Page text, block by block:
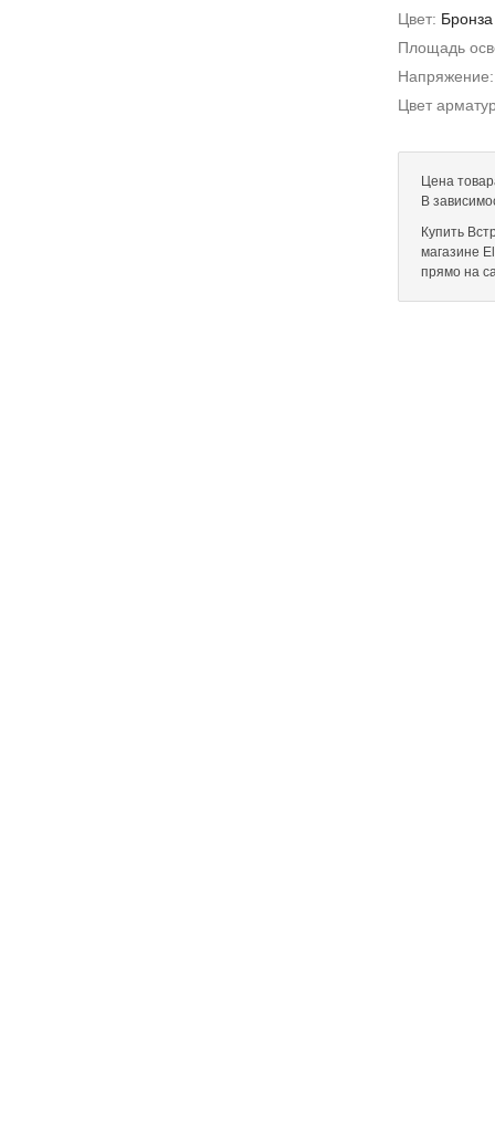
Цвет: Бронза
Площадь
Цвет
Цена
В
Купить
магазине
прямо на